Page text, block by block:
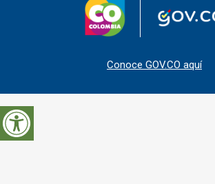
Conoce GOV.CO aquí